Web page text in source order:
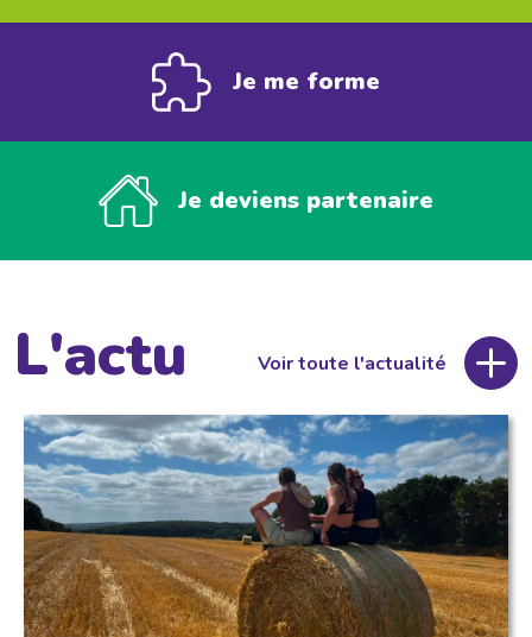
Je me forme
Je deviens partenaire
L'actu Voir toute l'actualité